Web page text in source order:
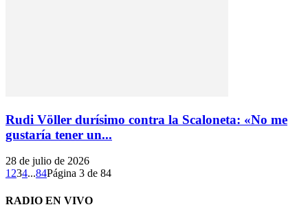
Rudi Völler durísimo contra la Scaloneta: «No me
gustaría tener un...
28 de julio de 2026
1 234...84Página 3 de 84
RADIO EN VIVO